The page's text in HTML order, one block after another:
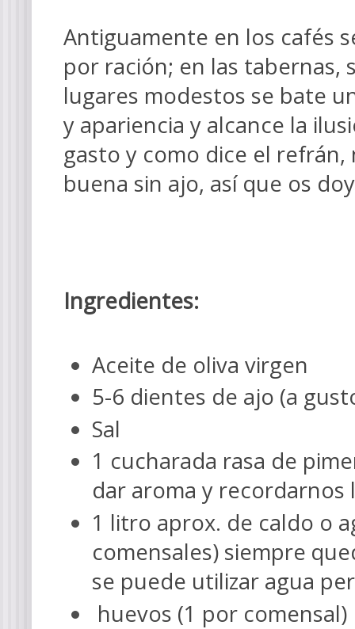
Antiguamente en los cafés
por ración; en las tabernas,
lugares modestos se bate
y apariencia y alcance la
gasto y como dice el refrán,
buena sin ajo, así que os
Ingredientes:
Aceite de oliva virgen
5-6 dientes de ajo (a
Sal
1 cucharada rasa de
dar aroma y recordarnos
1 litro aprox. de caldo o
comensales) siempre
se puede utilizar agua
huevos (1 por comensal)